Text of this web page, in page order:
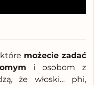
możecie zadać
i osobom z
że włoski… phi,